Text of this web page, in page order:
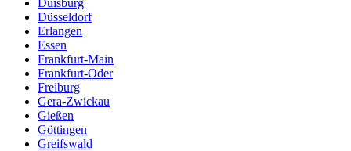
Duisburg
Düsseldorf
Erlangen
Essen
Frankfurt-Main
Frankfurt-Oder
Freiburg
Gera-Zwickau
Gießen
Göttingen
Greifswald